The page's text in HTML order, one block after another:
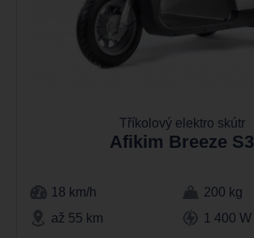
Tříkolový elektro skútr
Afikim Breeze S3
18 km/h
200 kg
až 55 km
1 400 W